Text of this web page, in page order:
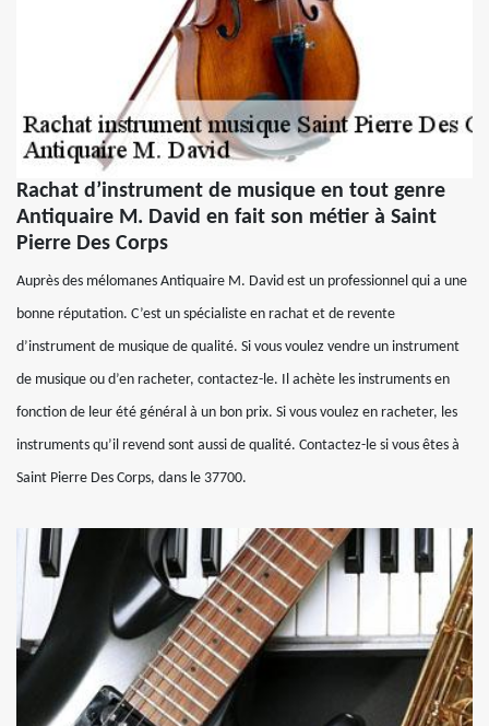
Rachat d’instrument de musique en tout genre
Antiquaire M. David en fait son métier à Saint
Pierre Des Corps
Auprès des mélomanes Antiquaire M. David est un professionnel qui a une
bonne réputation. C’est un spécialiste en rachat et de revente
d’instrument de musique de qualité. Si vous voulez vendre un instrument
de musique ou d’en racheter, contactez-le. Il achète les instruments en
fonction de leur été général à un bon prix. Si vous voulez en racheter, les
instruments qu’il revend sont aussi de qualité. Contactez-le si vous êtes à
Saint Pierre Des Corps, dans le 37700.